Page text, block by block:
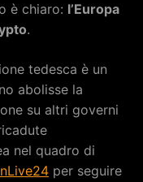
è chiaro: l’Europa
.
tedesca è un
abolisse la
su altri governi
nel quadro di
per seguire